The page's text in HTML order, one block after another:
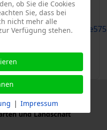
0/bookables/
und Landschaft
ob Sie die Cookies
Sie, dass bei
nicht mehr alle
Verfügung stehen.
| Impressum